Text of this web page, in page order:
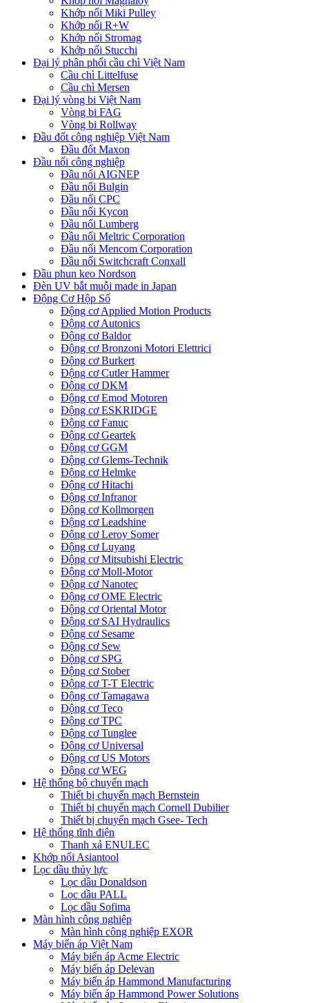
Khớp nối Miki Pulley
Khớp nối R+W
Khớp nối Stromag
Khớp nối Stucchi
Đại lý phân phối cầu chì Việt Nam
Cầu chì Littelfuse
Cầu chì Mersen
Đại lý vòng bi Việt Nam
Vòng bi FAG
Vòng bi Rollway
Đầu đốt công nghiệp Việt Nam
Đầu đốt Maxon
Đầu nối công nghiệp
Đầu nối AIGNEP
Đầu nối Bulgin
Đầu nối CPC
Đầu nối Kycon
Đầu nối Lumberg
Đầu nối Meltric Corporation
Đầu nối Mencom Corporation
Đầu nối Switchcraft Conxall
Đầu phun keo Nordson
Đèn UV bắt muỗi made in Japan
Động Cơ Hộp Số
Động cơ Applied Motion Products
Động cơ Autonics
Động cơ Baldor
Động cơ Bronzoni Motori Elettrici
Động cơ Burkert
Động cơ Cutler Hammer
Động cơ DKM
Động cơ Emod Motoren
Động cơ ESKRIDGE
Động cơ Fanuc
Động cơ Geartek
Động cơ GGM
Động cơ Glems-Technik
Động cơ Helmke
Động cơ Hitachi
Động cơ Infranor
Động cơ Kollmorgen
Động cơ Leadshine
Động cơ Leroy Somer
Động cơ Luyang
Động cơ Mitsubishi Electric
Động cơ Moll-Motor
Động cơ Nanotec
Động cơ OME Electric
Động cơ Oriental Motor
Động cơ SAI Hydraulics
Động cơ Sesame
Động cơ Sew
Động cơ SPG
Động cơ Stober
Động cơ T-T Electric
Động cơ Tamagawa
Động cơ Teco
Động cơ TPC
Động cơ Tunglee
Động cơ Universal
Động cơ US Motors
Động cơ WEG
Hệ thống bộ chuyển mạch
Thiết bị chuyển mạch Bernstein
Thiết bị chuyển mạch Cornell Dubilier
Thiết bị chuyển mạch Gsee- Tech
Hệ thống tĩnh điện
Thanh xả ENULEC
Khớp nối Asiantool
Lọc dầu thủy lực
Lọc dầu Donaldson
Lọc dầu PALL
Lọc dầu Sofima
Màn hình công nghiệp
Màn hình công nghiệp EXOR
Máy biến áp Việt Nam
Máy biến áp Acme Electric
Máy biến áp Delevan
Máy biến áp Hammond Manufacturing
Máy biến áp Hammond Power Solutions